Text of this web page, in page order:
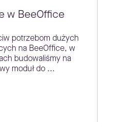
w BeeOffice
potrzebom dużych
na BeeOffice, w
budowaliśmy na
moduł do ...